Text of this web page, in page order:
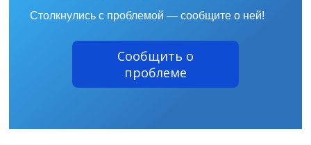
Столкнулись с проблемой — сообщите о ней!
Сообщить о
проблеме